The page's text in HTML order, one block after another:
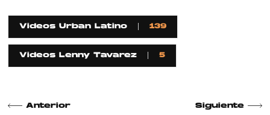
Videos Urban Latino 139
Videos Lenny Tavarez 5
Anterior Siguiente